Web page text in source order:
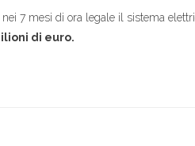
7 mesi di ora legale il sistema
di euro.